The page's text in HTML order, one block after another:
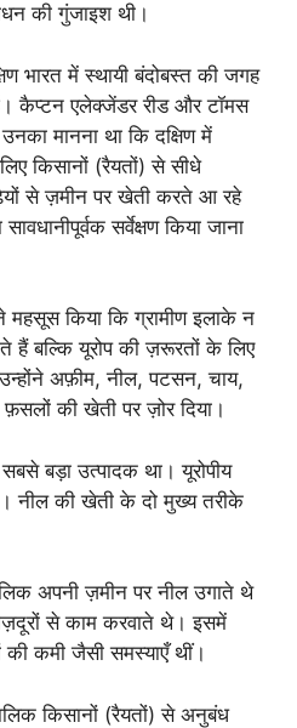
की गुंजाइश थी।
भारत में स्थायी बंदोबस्त की जगह
कैप्टन एलेक्जेंडर रीड और टॉमस
मानना था कि दक्षिण में
किसानों (रैयतों) से सीधे
से ज़मीन पर खेती करते आ रहे
सर्वेक्षण किया जाना
महसूस किया कि ग्रामीण इलाके न
बल्कि यूरोप की ज़रूरतों के लिए
अफ़ीम, नील, पटसन, चाय,
की खेती पर ज़ोर दिया।
बड़ा उत्पादक था। यूरोपीय
नील की खेती के दो मुख्य तरीके
अपनी ज़मीन पर नील उगाते थे
से काम करवाते थे। इसमें
कमी जैसी समस्याएँ थीं।
किसानों (रैयतों) से अनुबंध